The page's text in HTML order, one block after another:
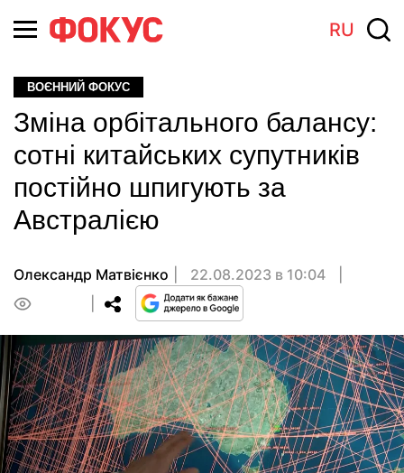
RU
ВОЄННИЙ ФОКУС
Зміна орбітального балансу:
сотні китайських супутників
постійно шпигують за
Австралією
Олександр Матвієнко
22.08.2023 в 10:04